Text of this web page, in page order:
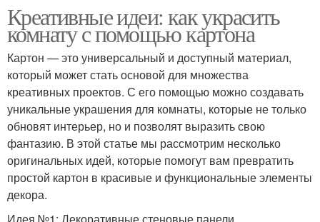
Креативные идеи: как украсить
комнату с помощью картона
Картон — это универсальный и доступный материал,
который может стать основой для множества
креативных проектов. С его помощью можно создавать
уникальные украшения для комнаты, которые не только
обновят интерьер, но и позволят выразить свою
фантазию. В этой статье мы рассмотрим несколько
оригинальных идей, которые помогут вам превратить
простой картон в красивые и функциональные элементы
декора.